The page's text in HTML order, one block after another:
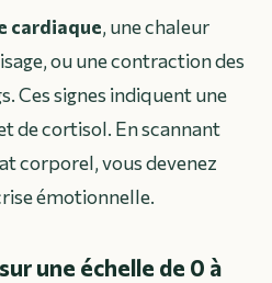
cardiaque, une chaleur
ou une contraction des
Ces signes indiquent une
de cortisol. En scannant
corporel, vous devenez
émotionnelle.
une échelle de 0 à